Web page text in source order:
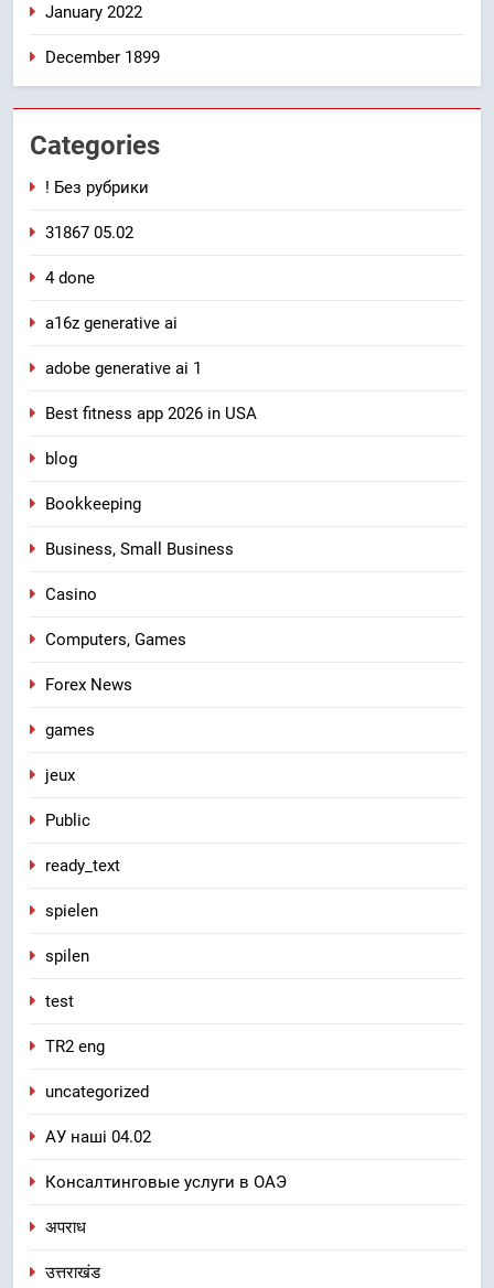
January 2022
December 1899
Categories
! Без рубрики
31867 05.02
4 done
a16z generative ai
adobe generative ai 1
Best fitness app 2026 in USA
blog
Bookkeeping
Business, Small Business
Casino
Computers, Games
Forex News
games
jeux
Public
ready_text
spielen
spilen
test
TR2 eng
uncategorized
АУ наші 04.02
Консалтинговые услуги в ОАЭ
अपराध
उत्तराखंड